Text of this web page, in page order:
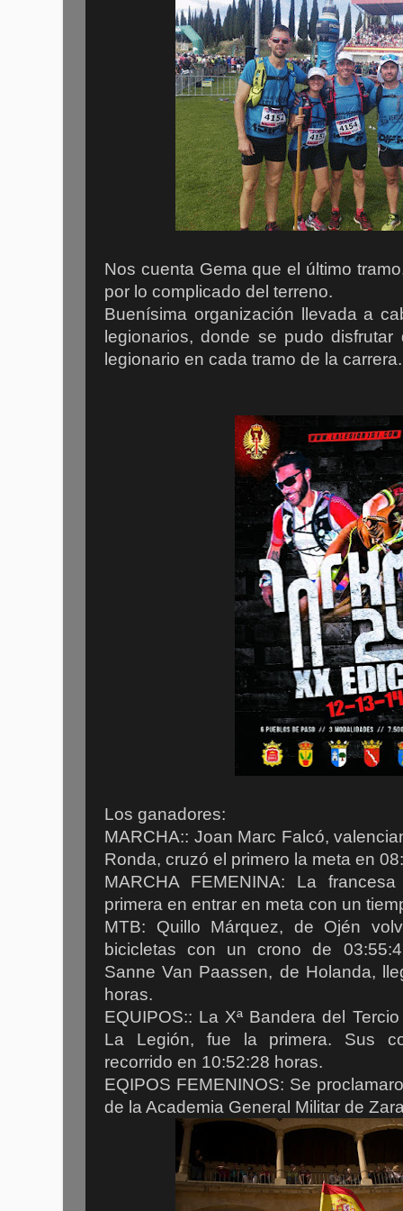
Nos cuenta Gema que el último
por lo complicado del terreno.
Buenísima organización llevada a
legionarios, donde se pudo
legionario en cada tramo de la carrera.
Los ganadores:
MARCHA:: Joan Marc Falcó,
Ronda, cruzó el primero la meta en
MARCHA FEMENINA: La
primera en entrar en meta con un
MTB: Quillo Márquez, de Ojén
bicicletas con un crono de
Sanne Van Paassen, de Holanda,
horas.
EQUIPOS:: La Xª Bandera del
La Legión, fue la primera. Sus
recorrido en 10:52:28 horas.
EQIPOS FEMENINOS: Se
de la Academia General Militar de